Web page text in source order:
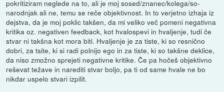
pokritiziram neglede na to, ali je moj sosed/znanec/kolega/so-
narodnjak ali ne, temu se reče objektivnost. In to verjetno izhaja iz
dejstva, da je moj poklic takšen, da mi veliko več pomeni negativna
kritika oz. negativen feedback, kot hvalospevi in hvaljenje, tudi če
stvar ni takšna kot mora biti. Hvaljenje je za tiste, ki so resnično
dobri, za tsite, ki si radi polnijo ego in za tiste, ki so takšne deklice,
da niso zmožno sprejeti negativne kritike. Če pa hočeš objektivno
reševat težave in narediti stvar boljo, pa ti od same hvale ne bo
nikdar uspelo stvari izpilit.